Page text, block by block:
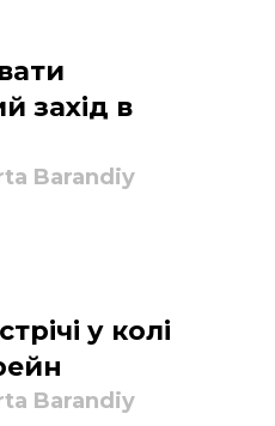
захід в
Barandiy
у колі
Barandiy